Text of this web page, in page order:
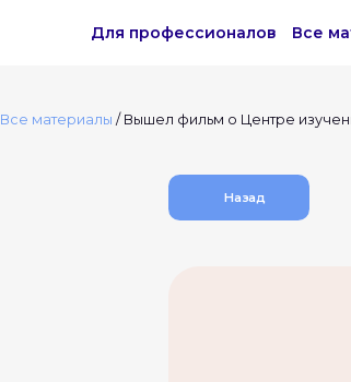
Для профессионалов Все
Все материалы / Вышел фильм о Центре
Назад